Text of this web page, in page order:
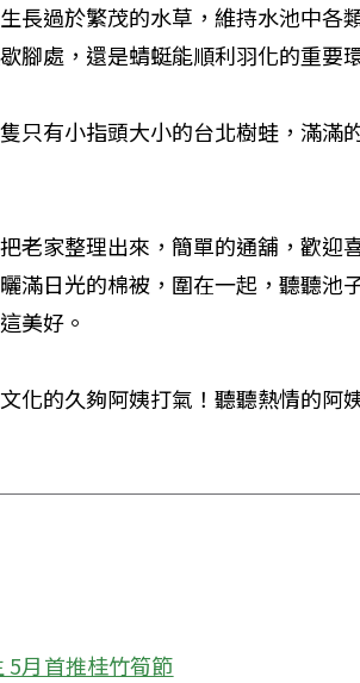
長過於繁茂的水草，維持水池中各
腳處，還是蜻蜓能順利羽化的重要
只有小指頭大小的台北樹蛙，滿滿
老家整理出來，簡單的通舖，歡迎
滿日光的棉被，圍在一起，聽聽池
美好。
化的久夠阿姨打氣！聽聽熱情的阿
5月首推桂竹筍節